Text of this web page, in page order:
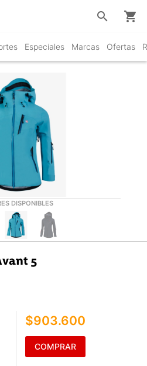
Especiales Marcas Ofertas
search shopping_cart
DISPONIBLES
5
$903.600
COMPRAR